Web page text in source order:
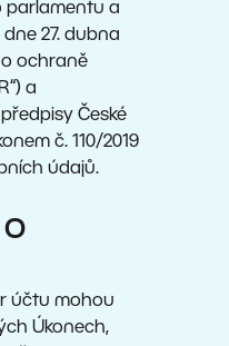
parlamentu a
dne 27. dubna
o ochraně
a
České
č. 110/2019
údajů.
O
účtu mohou
Úkonech,